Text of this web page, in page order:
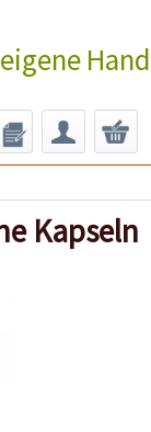
Hand
Kapseln